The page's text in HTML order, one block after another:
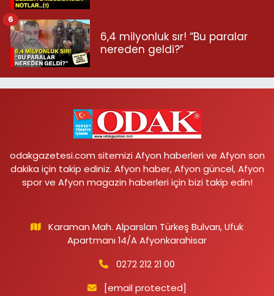
6,4 milyonluk sır! “Bu paralar
nereden geldi?”
6
odakgazetesi.com sitemizi Afyon haberleri ve Afyon son
dakika için takip ediniz. Afyon haber, Afyon güncel, Afyon
spor ve Afyon magazin haberleri için bizi takip edin!
Karaman Mah. Alparslan Türkeş Bulvarı, Ufuk
Apartmanı 14/A Afyonkarahisar
0272 212 21 00
[email protected]